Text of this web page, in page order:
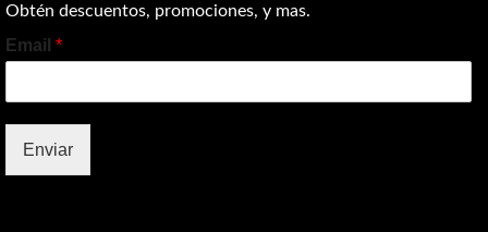
Obtén descuentos, promociones, y mas.
Email*
Enviar